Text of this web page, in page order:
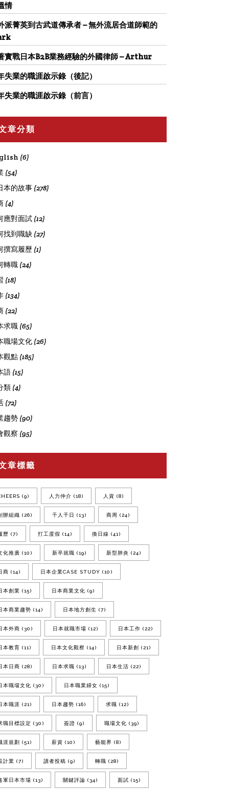
情
派菁英到古武道傳承者 – 無外流居合道師範的
實戰日本B2B業務經驗的外國律師 – Arthur
失業的職涯啟示錄（後記）
失業的職涯啟示錄（前言）
章分類
(6)
(54)
本的故事 (278)
(4)
應對面試 (12)
找到職缺 (27)
撰寫履歷 (1)
轉職 (24)
(18)
(134)
(22)
求職 (65)
職場文化 (26)
觀點 (185)
語 (15)
類 (4)
(72)
趨勢 (90)
觀察 (95)
章標籤
(9) 人力仲介 (18) 人資 (8)
辦組織 (26) 千人千日 (13) 商周 (24)
歷 (7) 打工度假 (14) 換日線 (41)
化推廣 (10) 新卒就職 (19) 新型肺炎 (24)
商 (14) 日本企業CASE STUDY (10)
本創業 (15) 日本商業文化 (9)
本商業趨勢 (14) 日本地方創生 (7)
本外商 (30) 日本就職市場 (12) 日本工作 (22)
本教育 (11) 日本文化觀察 (14) 日本新創 (21)
本日商 (28) 日本求職 (13) 日本生活 (22)
本職場文化 (30) 日本職業婦女 (15)
本職涯 (21) 日本趨勢 (16) 求職 (12)
職目標設定 (30) 簽證 (9) 職場文化 (39)
涯規劃 (51) 薪資 (10) 藝能界 (8)
計業 (7) 讀者投稿 (9) 轉職 (28)
軍日本市場 (13) 關鍵評論 (34) 面試 (15)